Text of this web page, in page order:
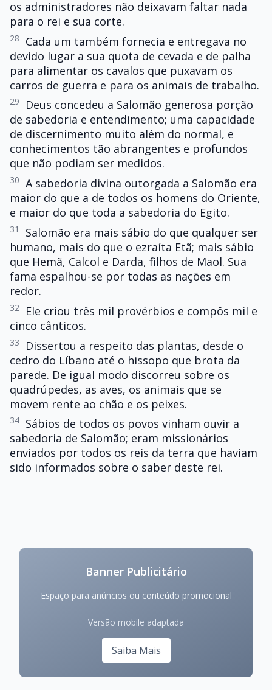
os administradores não deixavam faltar nada
para o rei e sua corte.
28
Cada um também fornecia e entregava no
devido lugar a sua quota de cevada e de palha
para alimentar os cavalos que puxavam os
carros de guerra e para os animais de trabalho.
29
Deus concedeu a Salomão generosa porção
de sabedoria e entendimento; uma capacidade
de discernimento muito além do normal, e
conhecimentos tão abrangentes e profundos
que não podiam ser medidos.
30 A sabedoria divina outorgada a Salomão era
maior do que a de todos os homens do Oriente,
e maior do que toda a sabedoria do Egito.
31
Salomão era mais sábio do que qualquer ser
humano, mais do que o ezraíta Etã; mais sábio
que Hemã, Calcol e Darda, filhos de Maol. Sua
fama espalhou-se por todas as nações em
redor.
32
Ele criou três mil provérbios e compôs mil e
cinco cânticos.
33
Dissertou a respeito das plantas, desde o
cedro do Líbano até o hissopo que brota da
parede. De igual modo discorreu sobre os
quadrúpedes, as aves, os animais que se
movem rente ao chão e os peixes.
34 Sábios de todos os povos vinham ouvir a
sabedoria de Salomão; eram missionários
enviados por todos os reis da terra que haviam
sido informados sobre o saber deste rei.
Banner Publicitário
Espaço para anúncios ou conteúdo promocional
Versão mobile adaptada
Saiba Mais